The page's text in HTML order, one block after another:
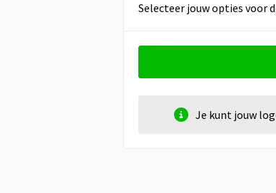
Selecteer jouw opties voor
Je kunt jouw